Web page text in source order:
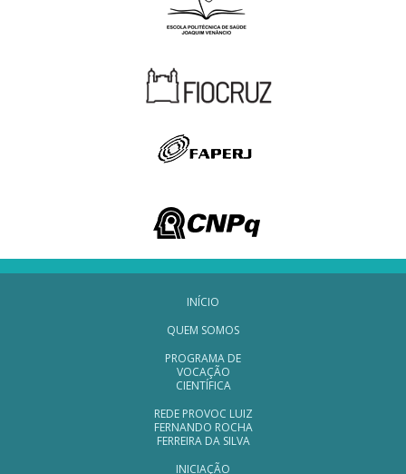
Navegação Rodapé
INÍCIO
QUEM SOMOS
PROGRAMA DE
VOCAÇÃO
CIENTÍFICA
REDE PROVOC LUIZ
FERNANDO ROCHA
FERREIRA DA SILVA
INICIAÇÃO